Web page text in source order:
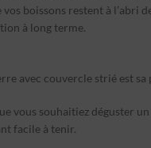
boissons restent à l’abri
à long terme.
avec couvercle strié est
vous souhaitiez déguster
facile à tenir.